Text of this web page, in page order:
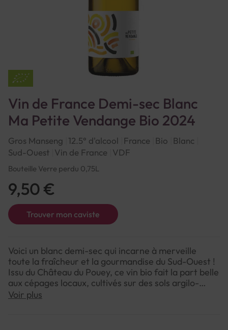
Vin de France Demi-sec Blanc
Ma Petite Vendange Bio 2024
Gros Manseng 12.5° d'alcool France Bio
Blanc
Sud-Ouest Vin de France VDF
Bouteille Verre perdu 0,75L
Trouver mon caviste
9,50 €
Voici un blanc demi-sec qui incarne à merveille
toute la fraîcheur et la gourmandise du Sud-Ouest !
Issu du Château du Pouey, ce vin bio fait la part belle
aux cépages locaux, cultivés sur des sols argilo-
graveleux baignés de soleil.Le vigneron Bastien
Voir plus